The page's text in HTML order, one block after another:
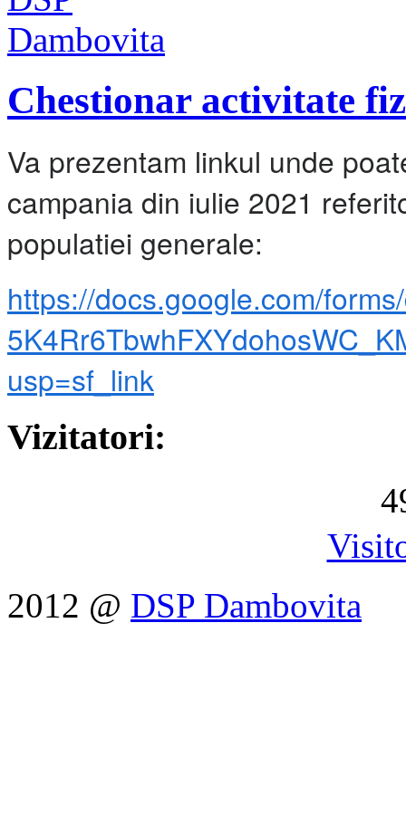
Chestionar activitate
Va prezentam linkul unde
campania din iulie 2021
populatiei generale:
https://docs.google.com/
usp=sf_link
Vizitatori:
4
2012 @ DSP Dambovita